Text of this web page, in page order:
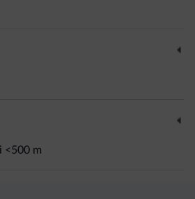
privato diretto al comprensorio
sito a 12 km di distanza.
<500 m